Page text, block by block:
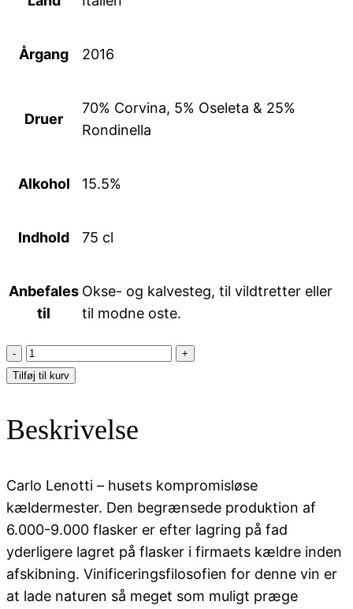
Årgang 2016
Druer
70% Corvina, 5% Oseleta & 25%
Rondinella
Alkohol 15.5%
Indhold 75 cl
Anbefales
til
Okse- og kalvesteg, til vildtretter eller
til modne oste.
DI
CARLO,
CLASSICO
Cantine
antal
Tilføj til kurv
Beskrivelse
Carlo Lenotti – husets kompromisløse
kældermester. Den begrænsede produktion af
6.000-9.000 flasker er efter lagring på fad
yderligere lagret på flasker i firmaets kældre inden
afskibning. Vinificeringsfilosofien for denne vin er
at lade naturen så meget som muligt præge